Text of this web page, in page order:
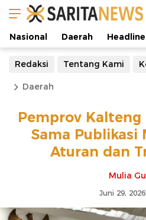
Nasional Daerah Headline
Redaksi Tentang Kami
Daerah
Pemprov Kalteng
Sama Publikasi
Aturan dan
Mulia
Juni 29,